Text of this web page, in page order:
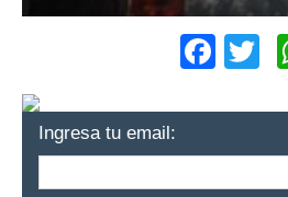
Ingresa tu email: